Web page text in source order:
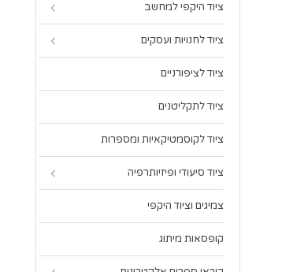
ציוד היקפי למחשב
ציוד לחנויות ועסקים
ציוד לציפורניים
ציוד לתקליטנים
ציוד לקוסמטיקאיות ומספרות
ציוד סיעודי ופיזיותרפיה
צמיגים וציוד היקפי
קופסאות מיתוג